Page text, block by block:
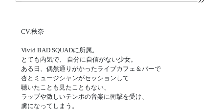
CV:秋奈
Vivid BAD SQUADに所属。
とても内気で、 自分に自信がない少女。
ある日、偶然通りがかったライブカフェ＆バーで
杏とミュージシャンがセッションして
聴いたことも見たこともない、
ラップや激しいテンポの音楽に衝撃を受け、
虜になってしまう。